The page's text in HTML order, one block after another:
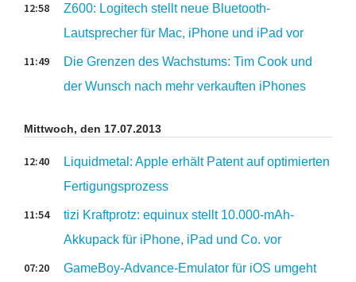
Z600: Logitech stellt neue Bluetooth-
Lautsprecher für Mac, iPhone und iPad vor
12:58
Die Grenzen des Wachstums: Tim Cook und
der Wunsch nach mehr verkauften iPhones
11:49
Mittwoch, den 17.07.2013
Liquidmetal: Apple erhält Patent auf optimierten
Fertigungsprozess
12:40
tizi Kraftprotz: equinux stellt 10.000-mAh-
Akkupack für iPhone, iPad und Co. vor
11:54
GameBoy-Advance-Emulator für iOS umgeht
07:20